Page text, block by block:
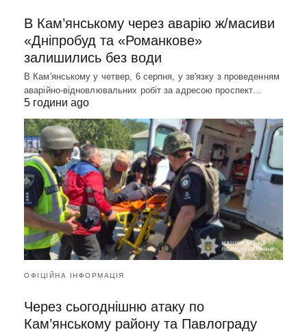
В Кам’янському через аварію ж/масиви
«Дніпробуд та «Романкове»
залишились без води
В Кам'янському у четвер, 6 серпня, у зв'язку з проведенням
аварійно-відновлювальних робіт за адресою проспект…
5 години ago
ОФІЦІЙНА ІНФОРМАЦІЯ
Через сьогоднішню атаку по
Кам’янському району та Павлограду